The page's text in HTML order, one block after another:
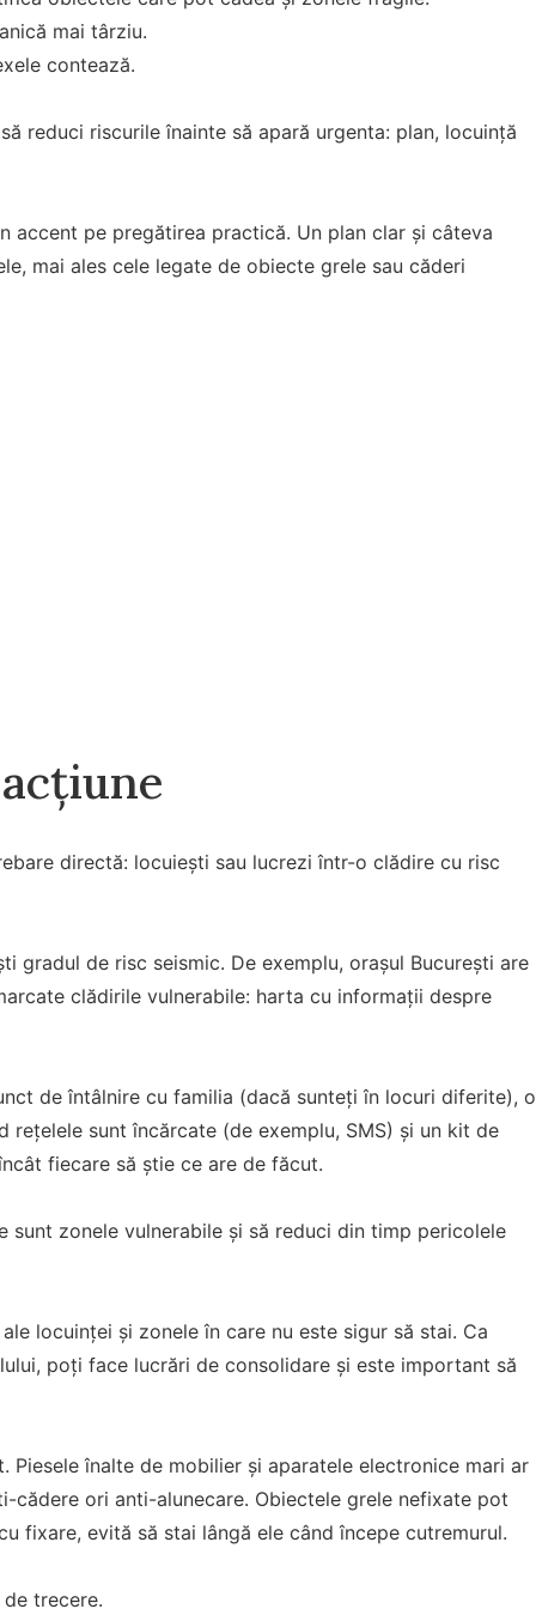
mai târziu.
contează.
reduci riscurile înainte să apară urgenta: plan, locuință
accent pe pregătirea practică. Un plan clar și câteva
mai ales cele legate de obiecte grele sau căderi
directă: locuiești sau lucrezi într-o clădire cu risc
gradul de risc seismic. De exemplu, orașul București are
clădirile vulnerabile: harta cu informații despre
de întâlnire cu familia (dacă sunteți în locuri diferite), o
sunt încărcate (de exemplu, SMS) și un kit de
fiecare să știe ce are de făcut.
sunt zonele vulnerabile și să reduci din timp pericolele
locuinței și zonele în care nu este sigur să stai. Ca
poți face lucrări de consolidare și este important să
înalte de mobilier și aparatele electronice mari ar
cădere ori anti-alunecare. Obiectele grele nefixate pot
fixare, evită să stai lângă ele când începe cutremurul.
trecere.